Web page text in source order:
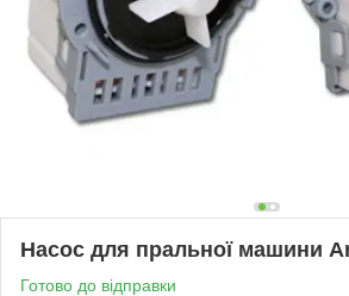
Насос для пральної машини
Готово до відправки